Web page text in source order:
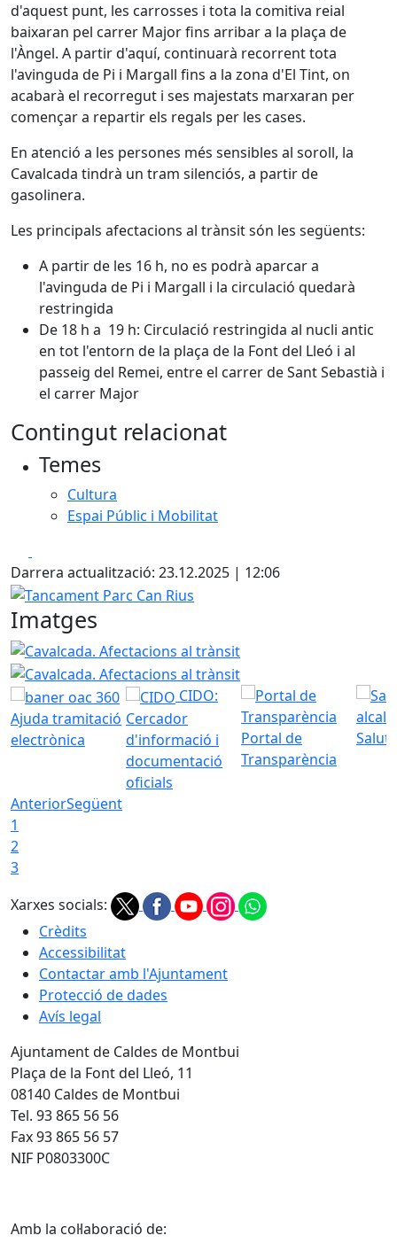
d'aquest punt, les carrosses i tota la comitiva reial
baixaran pel carrer Major fins arribar a la plaça de
l'Àngel. A partir d'aquí, continuarà recorrent tota
l'avinguda de Pi i Margall fins a la zona d'El Tint, on
acabarà el recorregut i ses majestats marxaran per
començar a repartir els regals per les cases.
En atenció a les persones més sensibles al soroll, la
Cavalcada tindrà un tram silenciós, a partir de
gasolinera.
Les principals afectacions al trànsit són les següents:
A partir de les 16 h, no es podrà aparcar a
l'avinguda de Pi i Margall i la circulació quedarà
restringida
De 18 h a 19 h: Circulació restringida al nucli antic
en tot l'entorn de la plaça de la Font del Lleó i al
passeig del Remei, entre el carrer de Sant Sebastià i
el carrer Major
Contingut relacionat
Temes
Cultura
Espai Públic i Mobilitat
Darrera actualització: 23.12.2025 | 12:06
Tancament Parc Can Rius
Imatges
Cavalcada. Afectacions al trànsit Cavalcada.
Ajuda tramitació
electrònica
CIDO:
Cercador
d'informació i
documentació
oficials
Portal de
Transparència
AnteriorSegüent
1
2
3
Xarxes socials:
Crèdits
Accessibilitat
Contactar amb l'Ajuntament
Protecció de dades
Avís legal
Ajuntament de Caldes de Montbui
Plaça de la Font del Lleó, 11
08140 Caldes de Montbui
Tel. 93 865 56 56
Fax 93 865 56 57
NIF P0803300C
Amb la col·laboració de: